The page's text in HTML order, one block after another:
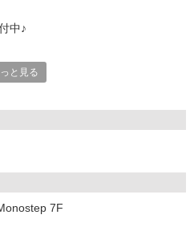
中♪
ルorお電話でご連絡します。
・出張面接・事務所面接と選べま
と見る
7F